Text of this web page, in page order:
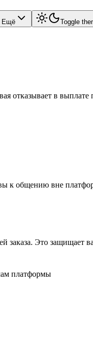
Ещё Toggle
отказывает в
к общению вне
заказа. Это защищает
платформы